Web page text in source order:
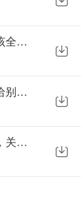
猫爵士直播连麦回放：一千万到底该不该全款买房？260722
猫爵士直播连麦回放：混沌的状态很难给别人一个有承诺的未来260721
猫爵士公开课：为什么你越想控制关系，关系就越失控？260719